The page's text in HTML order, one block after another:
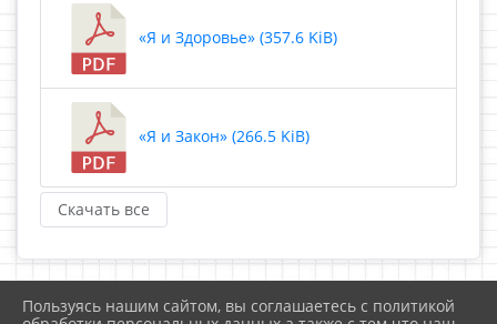
«Я и Здоровье» (357.6 KiB)
«Я и Закон» (266.5 KiB)
Скачать все
Пользуясь нашим сайтом, вы соглашаетесь с политикой